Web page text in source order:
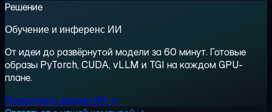
Решение
Обучение и инференс ИИ
От идеи до развёрнутой модели за 60 минут. Готовые
образы PyTorch, CUDA, vLLM и TGI на каждом GPU-
плане.
Посмотреть задачи ИИ →